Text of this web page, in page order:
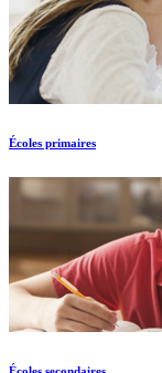
Écoles primaires